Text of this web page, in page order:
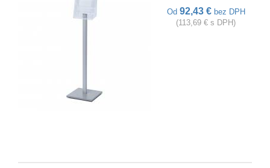
Od 92,43 € bez DPH
(113,69 € s DPH)